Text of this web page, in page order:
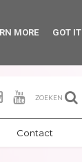
ZOEKEN
Contact
MORE GOT IT